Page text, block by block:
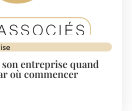
entreprise quand
où commencer